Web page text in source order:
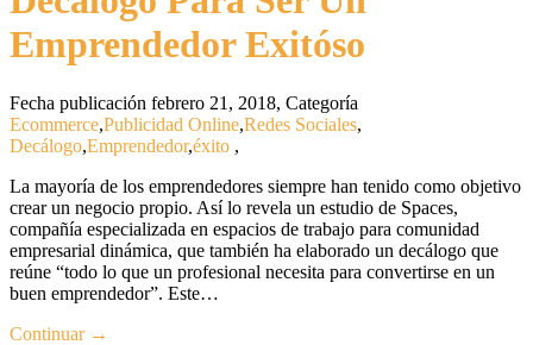
Emprendedor Exitóso
Fecha publicación febrero 21, 2018, Categoría
Ecommerce,Publicidad Online,Redes Sociales,
Decálogo,Emprendedor,éxito ,
La mayoría de los emprendedores siempre han tenido como objetivo
crear un negocio propio. Así lo revela un estudio de Spaces,
compañía especializada en espacios de trabajo para comunidad
empresarial dinámica, que también ha elaborado un decálogo que
reúne “todo lo que un profesional necesita para convertirse en un
buen emprendedor”. Este…
Continuar →